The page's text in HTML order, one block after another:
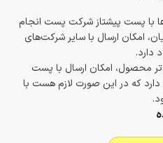
با پست پیشتاز شرکت پست انجام
امکان ارسال با سایر شرکت‌های
محصول، امکان ارسال با پست
دارد که در این صورت لازم هست با